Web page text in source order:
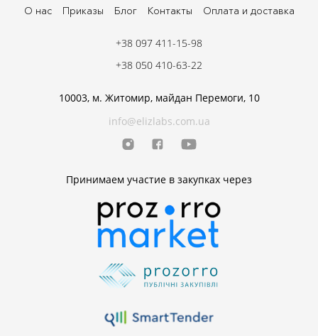
О нас Приказы Блог Контакты Оплата и доставка
10003, м. Житомир, майдан Перемоги, 10
info@elizlabs.com.ua
Принимаем участие в закупках через
+38 097 411-15-98
+38 050 410-63-22